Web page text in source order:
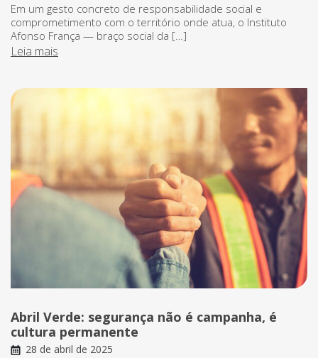
Em um gesto concreto de responsabilidade social e
comprometimento com o território onde atua, o Instituto
Afonso França — braço social da […]
Leia mais
Abril Verde: segurança não é campanha, é
cultura permanente
28 de abril de 2025